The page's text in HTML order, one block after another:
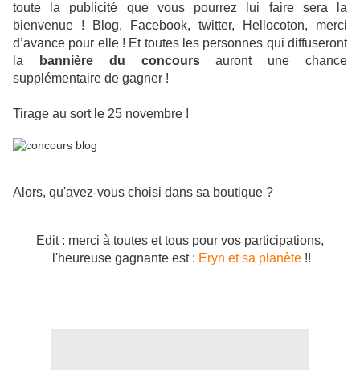
toute la publicité que vous pourrez lui faire sera la
bienvenue ! Blog, Facebook, twitter, Hellocoton, merci
d’avance pour elle ! Et toutes les personnes qui diffuseront
la
bannière du concoursauront une chance
supplémentaire de gagner !
Tirage au sort le 25 novembre !
Alors, qu'avez-vous choisi dans sa boutique ?
Edit : merci à toutes et tous pour vos participations,
l'heureuse gagnante est : Eryn et sa planète !!